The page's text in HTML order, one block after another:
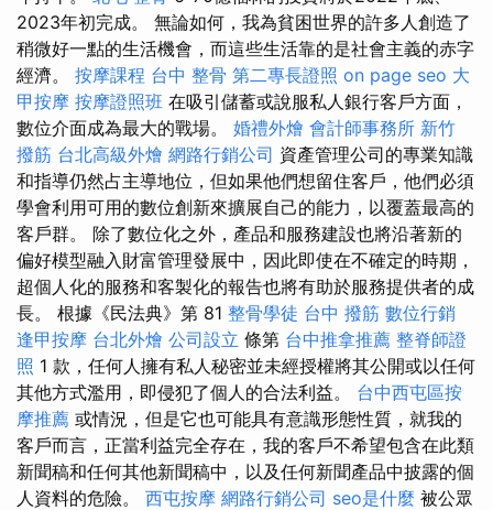
2023年初完成。 無論如何，我為貧困世界的許多人創造了
稍微好一點的生活機會，而這些生活靠的是社會主義的赤字
經濟。 按摩課程 台中 整骨 第二專長證照 on page seo 大
甲按摩 按摩證照班 在吸引儲蓄或說服私人銀行客戶方面，
數位介面成為最大的戰場。 婚禮外燴 會計師事務所 新竹
撥筋 台北高級外燴 網路行銷公司 資產管理公司的專業知識
和指導仍然占主導地位，但如果他們想留住客戶，他們必須
學會利用可用的數位創新來擴展自己的能力，以覆蓋最高的
客戶群。 除了數位化之外，產品和服務建設也將沿著新的
偏好模型融入財富管理發展中，因此即使在不確定的時期，
超個人化的服務和客製化的報告也將有助於服務提供者的成
長。 根據《民法典》第 81 整骨學徒 台中 撥筋 數位行銷
逢甲按摩 台北外燴 公司設立 條第 台中推拿推薦 整脊師證
照 1 款，任何人擁有私人秘密並未經授權將其公開或以任何
其他方式濫用，即侵犯了個人的合法利益。 台中西屯區按
摩推薦 或情況，但是它也可能具有意識形態性質，就我的
客戶而言，正當利益完全存在，我的客戶不希望包含在此類
新聞稿和任何其他新聞稿中，以及任何新聞產品中披露的個
人資料的危險。 西屯按摩 網路行銷公司 seo是什麼 被公眾